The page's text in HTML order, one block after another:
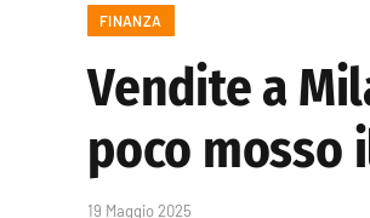
FINANZA
Vendite a
poco mosso
19 Maggio 2025